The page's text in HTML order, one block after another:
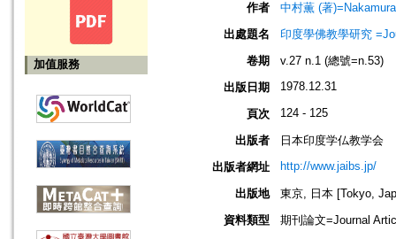
加值服務
作者
中村薫 (著
出處題名
印度學佛教學研究
卷期
v.27 n.1 (總號=n.53)
出版日期
1978.12.31
頁次 124 - 125
出版者
日本印度学仏教学会
出版者網址
http://www.jaibs.jp/
出版地
東京, 日本 [Tokyo,
資料類型
期刊論文=Journal